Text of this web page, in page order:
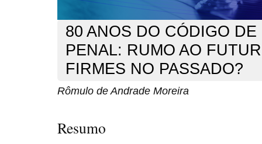
80 ANOS DO CÓDIGO
PENAL: RUMO AO
FIRMES NO PASSADO?
Rômulo de Andrade Moreira
Resumo